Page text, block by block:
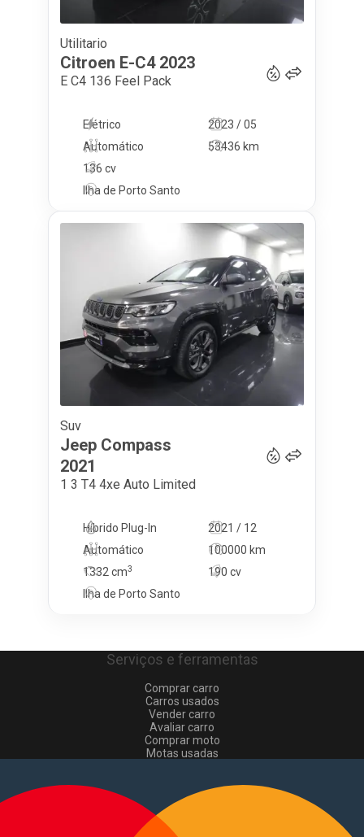
Utilitario
Citroen E-C4 2023
E C4 136 Feel Pack
2023 / 05
Automático
53436 km
136 cv
Elétrico
Ilha de Porto Santo
Suv
Jeep Compass
2021
1 3 T4 4xe Auto Limited
2021 / 12
Automático
100000 km
190 cv
Híbrido Plug-In
1332 cm3
Ilha de Porto Santo
Serviços e ferramentas
Comprar carro
Carros usados
Vender carro
Avaliar carro
Comprar moto
Motas usadas
Comerciais usados
Vender comerciais
Informações